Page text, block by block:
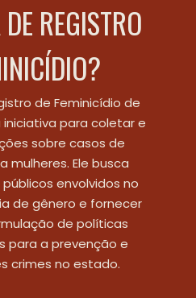
REGISTRO
de Feminicídio de
para coletar e
sobre casos de
mulheres. Ele busca
envolvidos no
de gênero e fornecer
de políticas
para a prevenção e
crimes no estado.